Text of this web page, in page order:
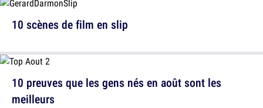
10 preuves que les gens nés en août sont les
meilleurs
10 scènes de film en slip